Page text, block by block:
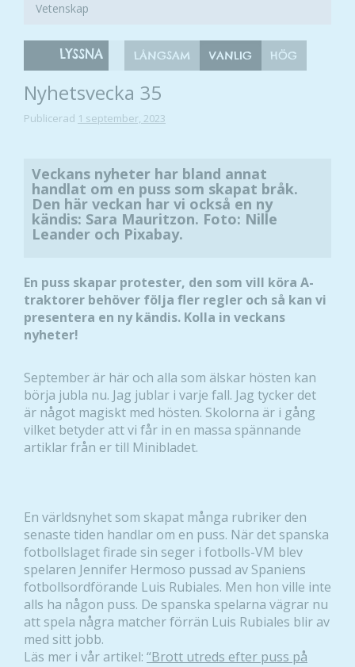
Vetenskap
LYSSNA LÅNGSAM VANLIG HÖG
Nyhetsvecka 35
Publicerad 1 september, 2023
Veckans nyheter har bland annat
handlat om en puss som skapat bråk.
Den här veckan har vi också en ny
kändis: Sara Mauritzon. Foto: Nille
Leander och Pixabay.
En puss skapar protester, den som vill köra A-
traktorer behöver följa fler regler och så kan vi
presentera en ny kändis. Kolla in veckans
nyheter!
September är här och alla som älskar hösten kan
börja jubla nu. Jag jublar i varje fall. Jag tycker det
är något magiskt med hösten. Skolorna är i gång
vilket betyder att vi får in en massa spännande
artiklar från er till Minibladet.
En världsnyhet som skapat många rubriker den
senaste tiden handlar om en puss. När det spanska
fotbollslaget firade sin seger i fotbolls-VM blev
spelaren Jennifer Hermoso pussad av Spaniens
fotbollsordförande Luis Rubiales. Men hon ville inte
alls ha någon puss. De spanska spelarna vägrar nu
att spela några matcher förrän Luis Rubiales blir av
med sitt jobb.
Läs mer i vår artikel: “Brott utreds efter puss på